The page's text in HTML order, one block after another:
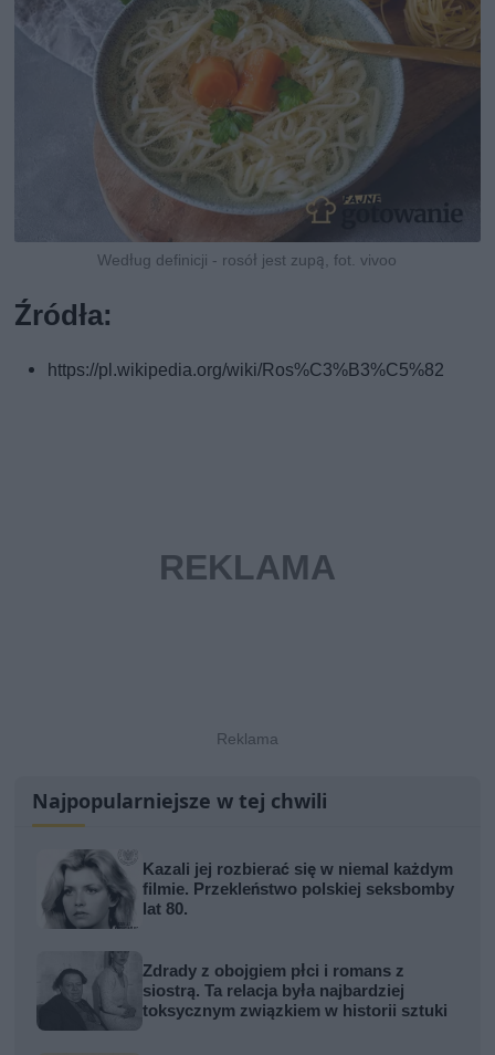
Według definicji - rosół jest zupą, fot. vivoo
Źródła:
https://pl.wikipedia.org/wiki/Ros%C3%B3%C5%82
Najpopularniejsze w tej chwili
Kazali jej rozbierać się w niemal każdym
filmie. Przekleństwo polskiej seksbomby
lat 80.
Zdrady z obojgiem płci i romans z
siostrą. Ta relacja była najbardziej
toksycznym związkiem w historii sztuki